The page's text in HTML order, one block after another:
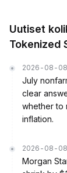
Uutiset
Tokenized
2026-08-
July
clear
whether to
inflation.
2026-08-
Morgan